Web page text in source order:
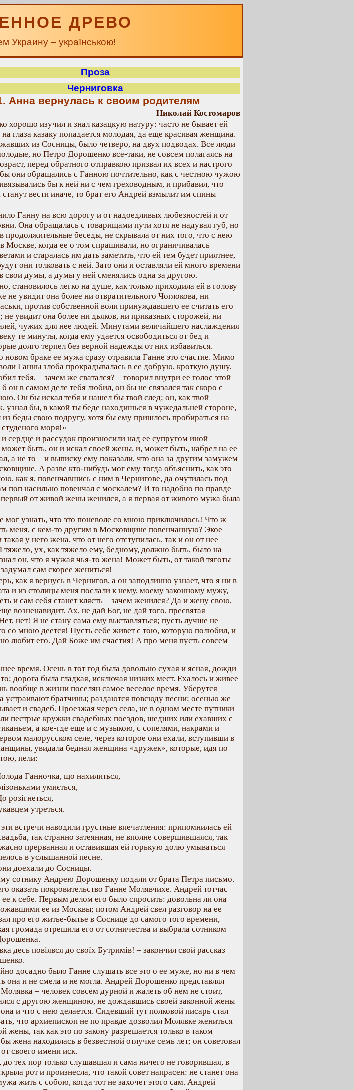
ДРЕВО
Украину – українською!
Проза
Черниговка
Анна вернулась к своим родителям
Николай Костомаров
хорошо изучил и знал казацкую натуру: часто не бывает ей
на глаза казаку попадается молодая, да еще красивая женщина.
из Сосницы, было четверо, на двух подводах. Все люди
но Петро Дорошенко все-таки, не совсем полагаясь на
перед обратного отправкою призвал их всех и настрого
они обращались с Ганною почтительно, как с честною чужою
бы к ней ни с чем греховодным, и прибавил, что
станут вести иначе, то брат его Андрей взмылит им спины
Ганну на всю дорогу и от надоедливых любезностей и от
Она обращалась с товарищами пути хотя не надувая губ, но
продолжительные беседы, не скрывала от них того, что с нею
Москве, когда ее о том спрашивали, но ограничивалась
и старалась им дать заметить, что ей тем будет приятнее,
они толковать с ней. Зато они и оставляли ей много времени
свои думы, а думы у ней сменялись одна за другою.
становилось легко на душе, как только приходила ей в голову
не увидит она более ни отвратительного Чоглокова, ни
против собственной воли принуждавшего ее считать его
увидит она более ни дьяков, ни приказных сторожей, ни
чужих для нее людей. Минутами величайшего наслаждения
те минуты, когда ему удается освободиться от бед и
долго терпел без верной надежды от них избавиться.
новом браке ее мужа сразу отравила Ганне это счастие. Мимо
Ганны злоба прокрадывалась в ее добрую, кроткую душу.
тебя, – зачем же сватался? – говорил внутри ее голос этой
он в самом деле тебя любил, он бы не связался так скоро с
Он бы искал тебя и нашел бы твой след; он, как твой
узнал бы, в какой ты беде находишься в чужедальней стороне,
беды свою подругу, хотя бы ему пришлось пробираться на
студеного моря!»
сердце и рассудок произносили над ее супругом иной
быть, он и искал своей жены, и, может быть, набрел на ее
а не то – и выписку ему показали, что она за другим замужем
А разве кто-нибудь мог ему тогда объяснить, как это
как я, повенчавшись с ним в Чернигове, да очутилась под
поп насильно повенчал с москалем? И то надобно по правде
первый от живой жены женился, а я первая от живого мужа была
мог узнать, что это поневоле со мною приключилось! Что ж
меня, с кем-то другим в Московщине повенчанную? Экое
у него жена, что от него отступилась, так и он от нее
тяжело, ух, как тяжело ему, бедному, должно быть, было на
он, что я чужая чья-то жена! Может быть, от такой тяготы
сам скорее жениться!
как я вернусь в Чернигов, а он заподлинно узнает, что я ни в
и из столицы меня послали к нему, моему законному мужу,
и сам себя станет клясть – зачем женился? Да и жену свою,
возненавидит. Ах, не дай Бог, не дай того, пресвятая
нет! Я не стану сама ему выставляться; пусть лучше не
со мною деется! Пусть себе живет с тою, которую полюбил, и
любит его. Дай Боже им счастия! А про меня пусть совсем
время. Осень в тот год была довольно сухая и ясная, дожди
дорога была гладкая, исключая низких мест. Ехалось и живее
вообще в жизни поселян самое веселое время. Уберутся
устраивают братчины; раздаются повсюду песни; осенью же
и свадеб. Проезжая через села, не в одном месте путники
пестрые кружки свадебных поездов, шедших или ехавших с
а кое-где еще и с музыкою, с сопелями, накрами и
малорусском селе, через которое они ехали, вступивши в
увидала бедная женщина «дружек», которые, идя по
пели:
Ганночка, що нахилиться,
умиється,
розігнеться,
утреться.
встречи наводили грустные впечатления: припомнилась ей
так странно затеянная, не вполне совершившаяся, так
прерванная и оставившая ей горькую долю умываться
в услышанной песне.
доехали до Сосницы.
сотнику Андрею Дорошенку подали от брата Петра письмо.
оказать покровительство Ганне Молявчихе. Андрей тотчас
ее к себе. Первым делом его было спросить: довольна ли она
ее из Москвы; потом Андрей свел разговор на ее
про его житье-бытье в Соснице до самого того времени,
громада отрешила его от сотничества и выбрала сотником
десь повіявся до своїх Бутримів! – закончил свой рассказ
досадно было Ганне слушать все это о ее муже, но ни в чем
она и не смела и не могла. Андрей Дорошенко представлял
– человек совсем дурной и жалеть об нем не стоит,
с другою женщиною, не дождавшись своей законной жены
она и что с нею делается. Сидевший тут полковой писарь стал
что архиепископ не по правде дозволил Молявке жениться
жены, так как это по закону разрешается только в таком
жена находилась в безвестной отлучке семь лет; он советовал
своего имени иск.
тех пор только слушавшая и сама ничего не говорившая, в
рот и произнесла, что такой совет напрасен: не станет она
жить с собою, когда тот не захочет этого сам. Андрей